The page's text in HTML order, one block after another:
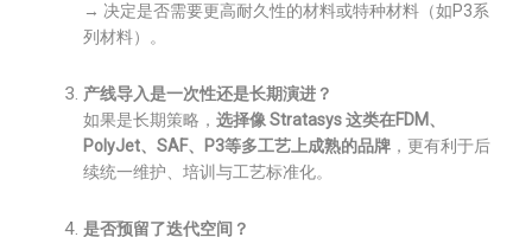
→ 决定是否需要更高耐久性的材料或特种材料（如P3系
列材料）。
产线导入是一次性还是长期演进？
如果是长期策略， 选择像 Stratasys 这类在FDM、
PolyJet、SAF、P3等多工艺上成熟的品牌 ，更有利于后
续统一维护、培训与工艺标准化。
是否预留了迭代空间？